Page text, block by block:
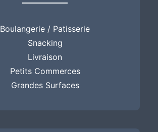
Boulangerie / Patisserie
Snacking
Livraison
Petits Commerces
Grandes Surfaces